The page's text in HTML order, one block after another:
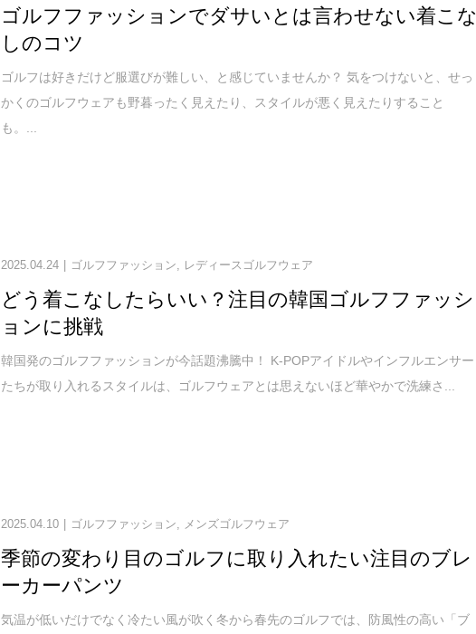
ゴルフファッションでダサいとは言わせない着こな
しのコツ
ゴルフは好きだけど服選びが難しい、と感じていませんか？ 気をつけないと、せっ
かくのゴルフウェアも野暮ったく見えたり、スタイルが悪く見えたりすること
も。...
2025.04.24 ゴルフファッション, レディースゴルフウェア
どう着こなしたらいい？注目の韓国ゴルフファッシ
ョンに挑戦
韓国発のゴルフファッションが今話題沸騰中！ K-POPアイドルやインフルエンサー
たちが取り入れるスタイルは、ゴルフウェアとは思えないほど華やかで洗練さ...
2025.04.10 ゴルフファッション メンズゴルフウェア
季節の変わり目のゴルフに取り入れたい注目のブレ
ーカーパンツ
気温が低いだけでなく冷たい風が吹く冬から春先のゴルフでは、防風性の高い「ブ